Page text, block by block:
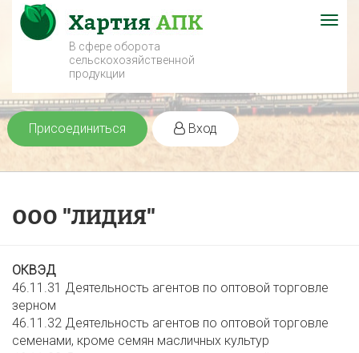
В сфере оборота
сельскохозяйственной
продукции
Присоединиться Вход
ООО "ЛИДИЯ"
ОКВЭД
46.11.31 Деятельность агентов по оптовой торговле
зерном
46.11.32 Деятельность агентов по оптовой торговле
семенами, кроме семян масличных культур